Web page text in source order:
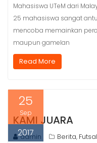
Mahasiswa UTeM dari
25 mahasiswa sangat
mencoba memainkan
maupun gamelan
Read More
25
Sep
2017
KAMI JUARA
admin Berita, Futsal